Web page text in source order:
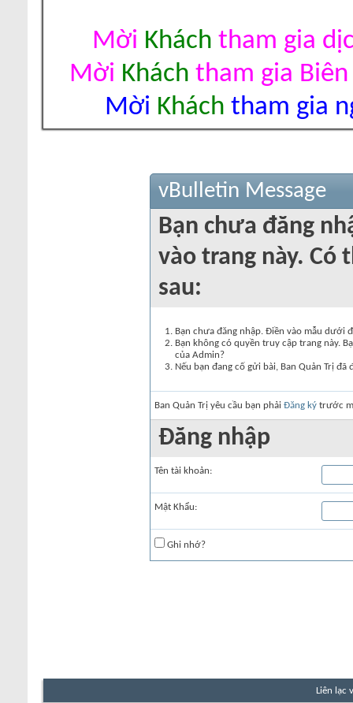
Mời Khách tham gia
Mời Khách tham gia
Mời Khách tham gia
vBulletin Message
Bạn chưa đăng
vào trang này. Có
sau:
Bạn chưa đăng nhập. Điền vào mẫu dưới
Bạn không có quyền truy cập trang này.
của Admin?
Nếu bạn đang cố gửi bài, Ban Quản Trị
Ban Quản Trị yêu cầu bạn phải Đăng ký trước
Đăng nhập
Tên tài khoản:
Mật Khẩu:
Ghi nhớ?
Liên lạc